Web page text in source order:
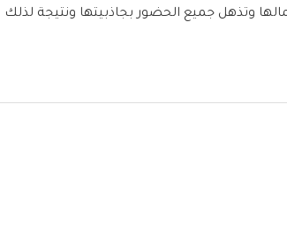
وتذهل جميع الحضور بجاذبيتها ونتيجة لذلك